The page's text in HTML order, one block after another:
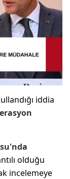
iddia
olduğu
incelemeye